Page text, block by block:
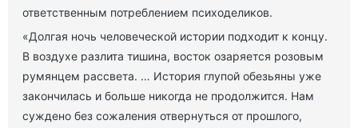
ответственным потреблением психоделиков.
«Долгая ночь человеческой истории подходит к концу.
В воздухе разлита тишина, восток озаряется розовым
румянцем рассвета. … История глупой обезьяны уже
закончилась и больше никогда не продолжится. Нам
суждено без сожаления отвернуться от прошлого,